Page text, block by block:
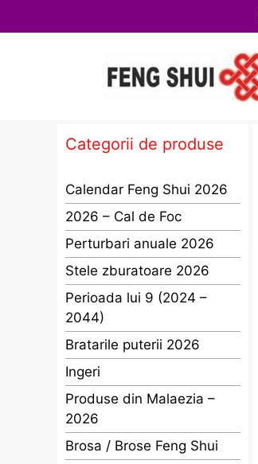
la
Categorii de produse
Calendar Feng Shui 2026
2026 – Cal de Foc
Perturbari anuale 2026
Stele zburatoare 2026
Perioada lui 9 (2024 –
2044)
Bratarile puterii 2026
Ingeri
Produse din Malaezia –
2026
Brosa / Brose Feng Shui